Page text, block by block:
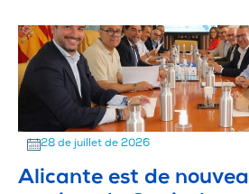
28 de juillet de 2026
Alicante est de